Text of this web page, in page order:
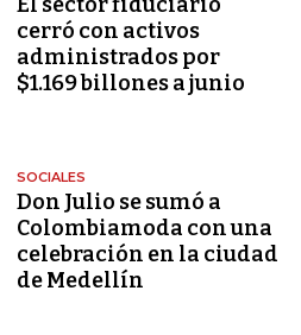
cerró con activos
administrados por
$1.169 billones a junio
SOCIALES
Don Julio se sumó a
Colombiamoda con una
celebración en la ciudad
de Medellín